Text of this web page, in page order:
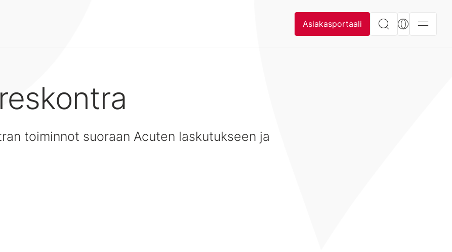
Asiakasportaali
toiminnot suoraan Acuten laskutukseen ja